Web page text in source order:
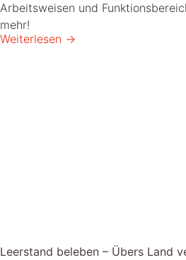
Arbeitsweisen und
mehr!
Weiterlesen →
Leerstand beleben – Übers Land